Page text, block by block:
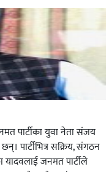
पार्टीका युवा नेता संजय
पार्टीभित्र सक्रिय, संगठन
यादवलाई जनमत पार्टीले